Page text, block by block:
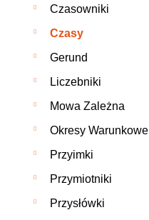
Czasowniki
Czasy
Gerund
Liczebniki
Mowa Zależna
Okresy Warunkowe
Przyimki
Przymiotniki
Przysłówki